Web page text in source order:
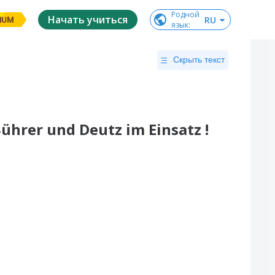
Начать учиться
Родной
язык: RU
Скрыть текст
und Deutz im Einsatz !